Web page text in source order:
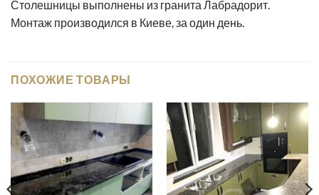
Столешницы выполнены из гранита Лабрадорит.
Монтаж производился в Киеве, за один день.
ПОХОЖИЕ ТОВАРЫ